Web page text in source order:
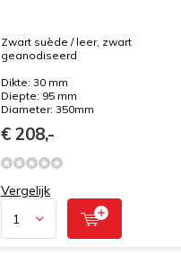
Zwart suède / leer, zwart
geanodiseerd
Dikte: 30 mm
Diepte: 95 mm
Diameter: 350mm
€ 208,-
Vergelijk